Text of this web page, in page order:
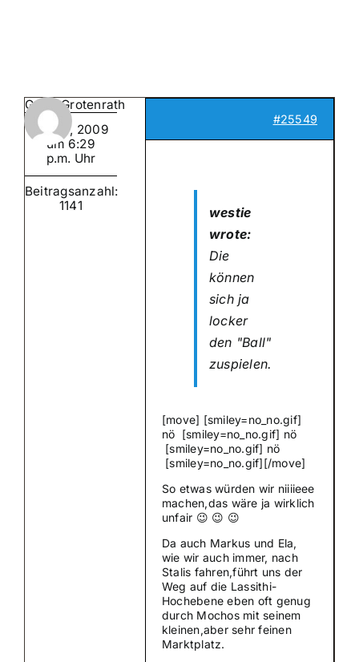
Mein
GeorgGrotenrath
Juni 9, 2009
um 6:29
p.m. Uhr
Beitragsanzahl:
1141
#25549
westie
wrote:
Die
können
sich ja
locker
den "Ball"
zuspielen.
[move] [smiley=no_no.gif]
nö [smiley=no_no.gif] nö
[smiley=no_no.gif] nö
[smiley=no_no.gif][/move]
So etwas würden wir niiiieee
machen,das wäre ja wirklich
unfair 😉 😉 😉
Da auch Markus und Ela,
wie wir auch immer, nach
Stalis fahren,führt uns der
Weg auf die Lassithi-
Hochebene eben oft genug
durch Mochos mit seinem
kleinen,aber sehr feinen
Marktplatz.